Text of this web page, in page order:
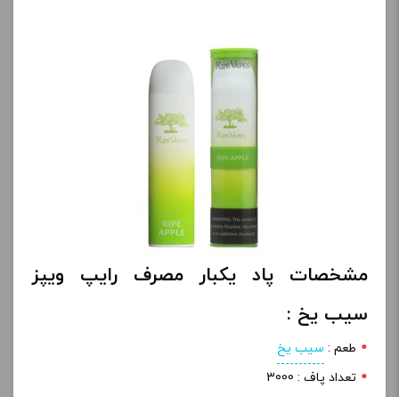
مشخصات پاد یکبار مصرف رایپ ویپز
سیب یخ :
طعم : سیب یخ
تعداد پاف : 3000